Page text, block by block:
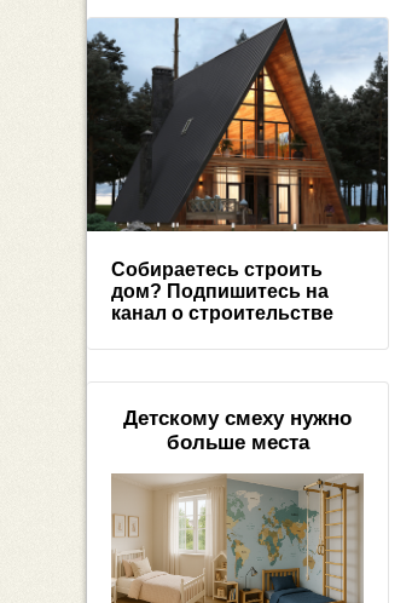
Собираетесь строить
дом? Подпишитесь на
канал о строительстве
Детскому смеху нужно
больше места